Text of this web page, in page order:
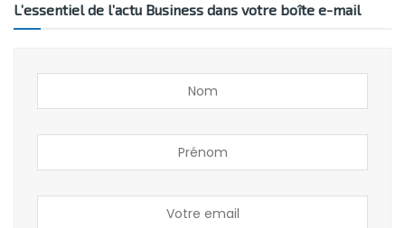
L’essentiel de l’actu Business dans votre boîte e-mail